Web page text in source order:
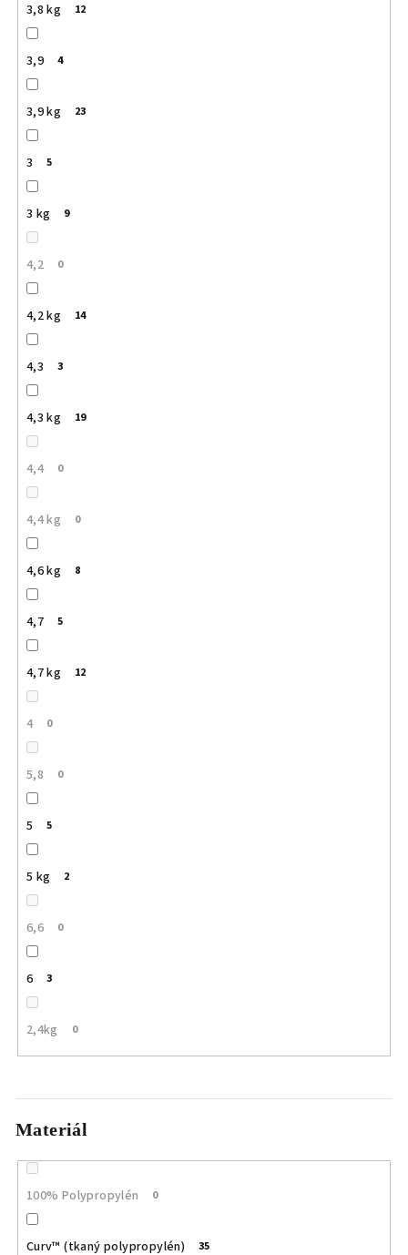
3,8 kg 12
3,9 4
3,9 kg 23
3 5
3 kg 9
4,2 0
4,2 kg 14
4,3 3
4,3 kg 19
4,4 0
4,4 kg 0
4,6 kg 8
4,7 5
4,7 kg 12
4 0
5,8 0
5 5
5 kg 2
6,6 0
6 3
2,4kg 0
Materiál
100% Polypropylén 0
Curv™ (tkaný polypropylén) 35